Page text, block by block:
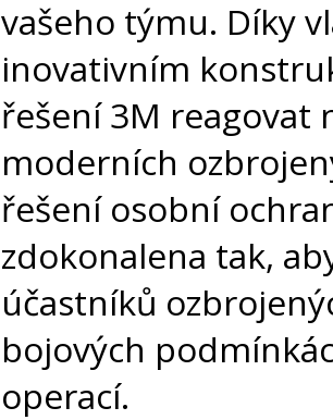
vašeho týmu. Díky
inovativním
řešení 3M reagovat
moderních
řešení osobní
zdokonalena tak,
účastníků
bojových
operací.